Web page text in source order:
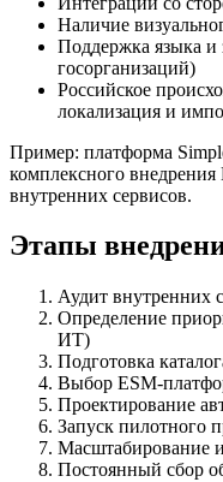
Наличие
Поддержка языка и
госорганизаций)
Российское
локализация и
Пример: платформа
комплексного
внутренних сервисов.
Этапы
Аудит внутренних
Определение
ИТ)
Подготовка
Выбор ESM-
Проектирование
Запуск пилотного
Масштабирование
Постоянный сбор